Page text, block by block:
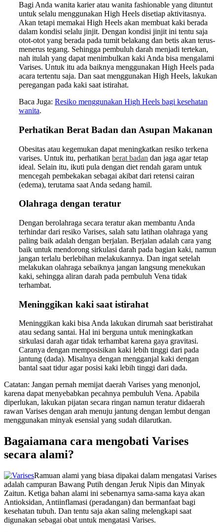
Bagi Anda wanita karier atau wanita fashionable yang dituntut
untuk selalu menggunakan High Heels disetiap aktivitasnya.
Akan tetapi memakai High Heels akan membuat kaki berada
dalam kondisi selalu jinjit. Dengan kondisi jinjit ini tentu saja
otot-otot yang berada pada tumit belakang dan betis akan terus-
menerus tegang. Sehingga pembuluh darah menjadi tertekan,
nah itulah yang dapat menimbulkan kaki Anda bisa mengalami
Varises. Untuk itu ada baiknya menggunakan High Heels pada
acara tertentu saja. Dan saat menggunakan High Heels, lakukan
peregangan pada kaki saat istirahat.
Baca Juga: Resiko menggunakan High Heels bagi kesehatan
wanita.
Perhatikan Berat Badan dan Asupan Makanan
Obesitas atau kegemukan dapat meningkatkan resiko terkena
varises. Untuk itu, perhatikan berat badan dan jaga agar tetap
ideal. Selain itu, ikuti pula dengan diet rendah garam untuk
mencegah pembekakan sebagai akibat dari retensi cairan
(edema), terutama saat Anda sedang hamil.
Olahraga dengan teratur
Dengan berolahraga secara teratur akan membantu Anda
terhindar dari resiko Varises, salah satu latihan olahraga yang
paling baik adalah dengan berjalan. Berjalan adalah cara yang
baik untuk mendorong sirkulasi darah pada bagian kaki, namun
jangan terlalu berlebihan melakukannya. Dan ingat setelah
melakukan olahraga sebaiknya jangan langsung menekukan
kaki, sehingga aliran darah pada pembuluh Vena tidak
terhambat.
Meninggikan kaki saat istirahat
Meninggikan kaki bisa Anda lakukan dirumah saat beristirahat
atau sedang santai. Hal ini berguna untuk meningkatkan
sirkulasi darah agar tidak terhambat karena gaya gravitasi.
Caranya dengan memposisikan kaki lebih tinggi dari pada
jantung (dada). Misalnya dengan mengganjal kaki dengan
bantal saat tidur agar posisi kaki lebih tinggi dari dada.
Catatan: Jangan pernah memijat daerah Varises yang menonjol,
karena dapat menyebabkan pecahnya pembuluh Vena. Apabila
diperlukan, lakukan pijatan secara ringan namun teratur didaerah
rawan Varises dengan arah menuju jantung dengan lembut dengan
menggunakan minyak esensial yang sudah dilarutkan.
Bagaiamana cara mengobati Varises
secara alami?
Ramuan alami yang biasa dipakai dalam mengatasi Varises
adalah campuran Bawang Putih dengan Jeruk Nipis dan Minyak
Zaitun. Ketiga bahan alami ini sebenarnya sama-sama kaya akan
Antioksidan, Antiinflamasi (peradangan) dan bermanfaat bagi
kesehatan tubuh. Dan tentu saja akan saling melengkapi saat
digunakan sebagai obat untuk mengatasi Varises.